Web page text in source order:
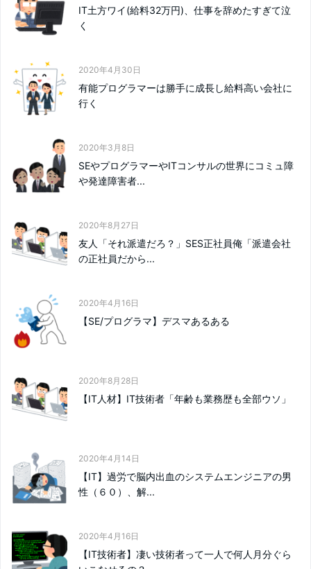
IT土方ワイ(給料32万円)、仕事を辞めたすぎて泣
く
2020年4月30日
有能プログラマーは勝手に成長し給料高い会社に
行く
2020年3月8日
SEやプログラマーやITコンサルの世界にコミュ障
や発達障害者...
2020年8月27日
友人「それ派遣だろ？」SES正社員俺「派遣会社
の正社員だから...
2020年4月16日
【SE/プログラマ】デスマあるある
2020年8月28日
【IT人材】IT技術者「年齢も業務歴も全部ウソ」
2020年4月14日
【IT】過労で脳内出血のシステムエンジニアの男
性（６０）、解...
2020年4月16日
【IT技術者】凄い技術者って一人で何人月分ぐら